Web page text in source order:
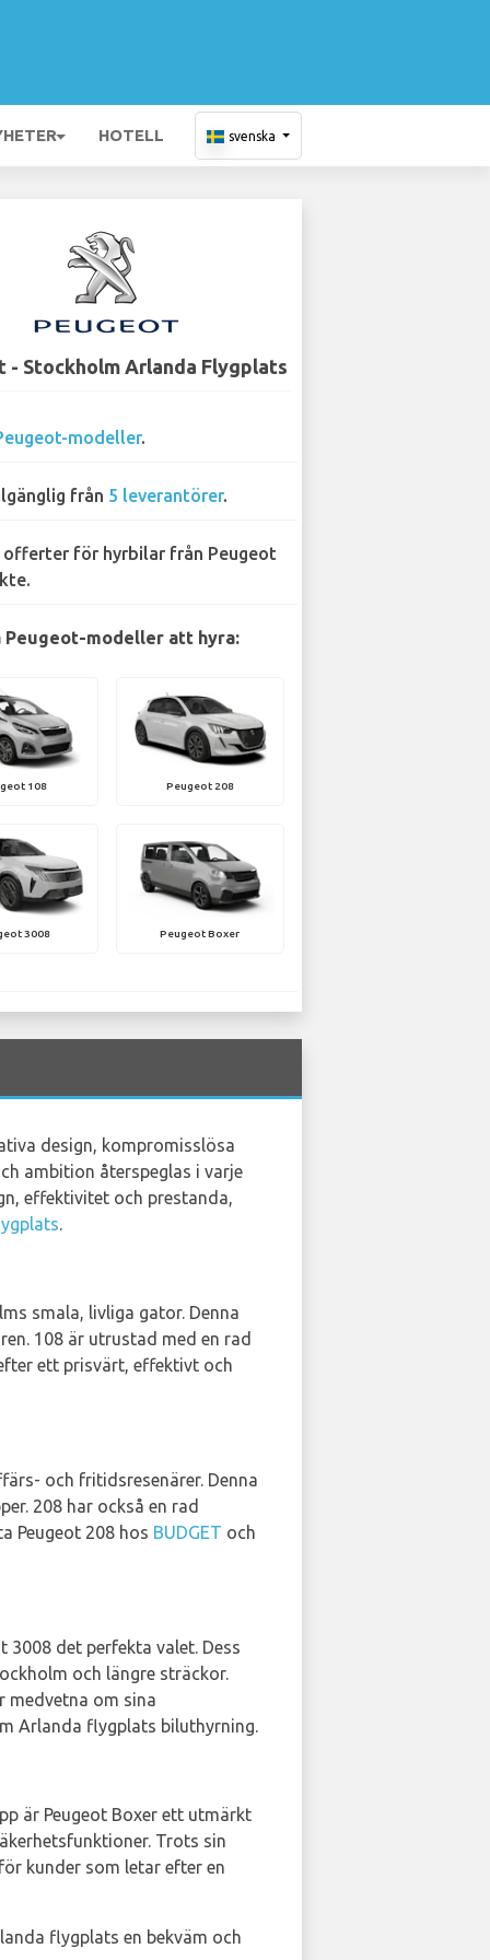
HOTELL svenska
- Stockholm Arlanda Flygplats
modeller.
från 5 leverantörer.
offerter för hyrbilar från Peugeot
Peugeot-modeller att hyra:
108 Peugeot 208
3008 Peugeot Boxer
design, kompromisslösa
ambition återspeglas i varje
effektivitet och prestanda,
.
smala, livliga gator. Denna
108 är utrustad med en rad
ett prisvärt, effektivt och
och fritidsresenärer. Denna
208 har också en rad
Peugeot 208 hos BUDGET och
det perfekta valet. Dess
och längre sträckor.
medvetna om sina
Arlanda flygplats biluthyrning.
är Peugeot Boxer ett utmärkt
Trots sin
kunder som letar efter en
flygplats en bekväm och